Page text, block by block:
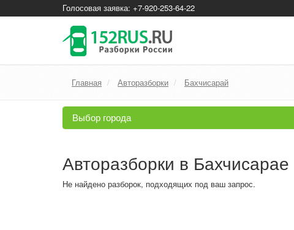
Голосовая заявка: +7-920-253-64-22
Главная Авторазборки Бахчисарай
Выбор города
Авторазборки в Бахчисарае
Не найдено разборок, подходящих под ваш запрос.